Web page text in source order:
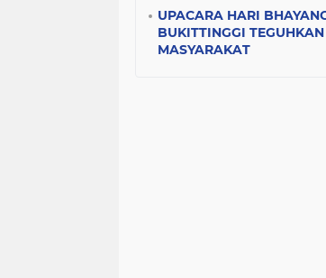
UPACARA HARI
BUKITTINGGI
MASYARAKAT